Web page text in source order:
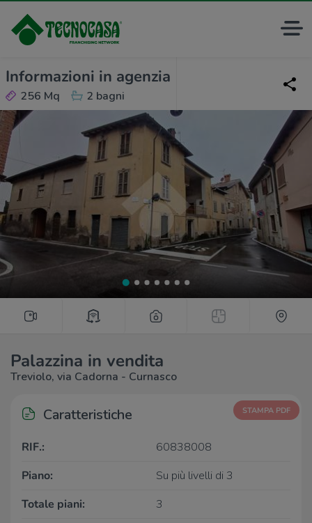
Informazioni in agenzia
256 Mq 2 bagni
Palazzina in vendita
Treviolo, via Cadorna - Curnasco
Caratteristiche STAMPA PDF
RIF.:
60838008
Piano:
Su più livelli di 3
Totale piani:
3